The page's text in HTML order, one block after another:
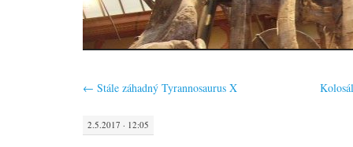
← Stále záhadný Tyrannosaurus X
2.5.2017 · 12:05